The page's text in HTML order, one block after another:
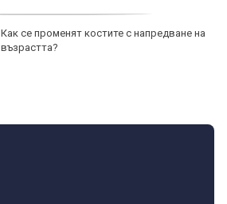
Как се променят костите с напредване на
възрастта?